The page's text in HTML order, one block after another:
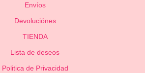
Envíos
Devoluciónes
TIENDA
Lista de deseos
Politica de Privacidad